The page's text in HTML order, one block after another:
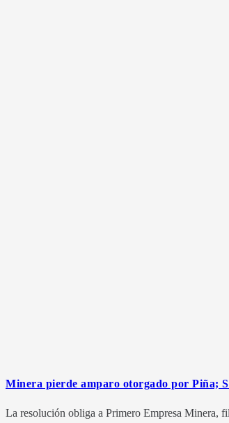
Minera pierde amparo otorgado por Piña;
La resolución obliga a Primero Empresa Minera,